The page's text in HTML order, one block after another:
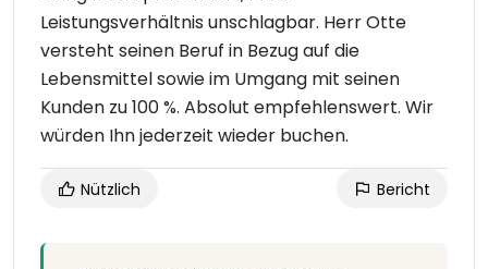
Leistungsverhältnis unschlagbar. Herr Otte
versteht seinen Beruf in Bezug auf die
Lebensmittel sowie im Umgang mit seinen
Kunden zu 100 %. Absolut empfehlenswert. Wir
würden Ihn jederzeit wieder buchen.
Nützlich Bericht